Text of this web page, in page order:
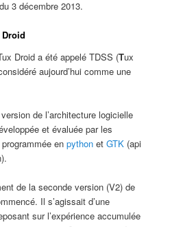
3 décembre 2013.
Droid a été appelé TDSS (Tux
aujourd’hui comme une
de l’architecture logicielle
et évaluée par les
enpythonetGTK (api
de la seconde version (V2) de
Il s’agissait d’une
sur l’expérience accumulée